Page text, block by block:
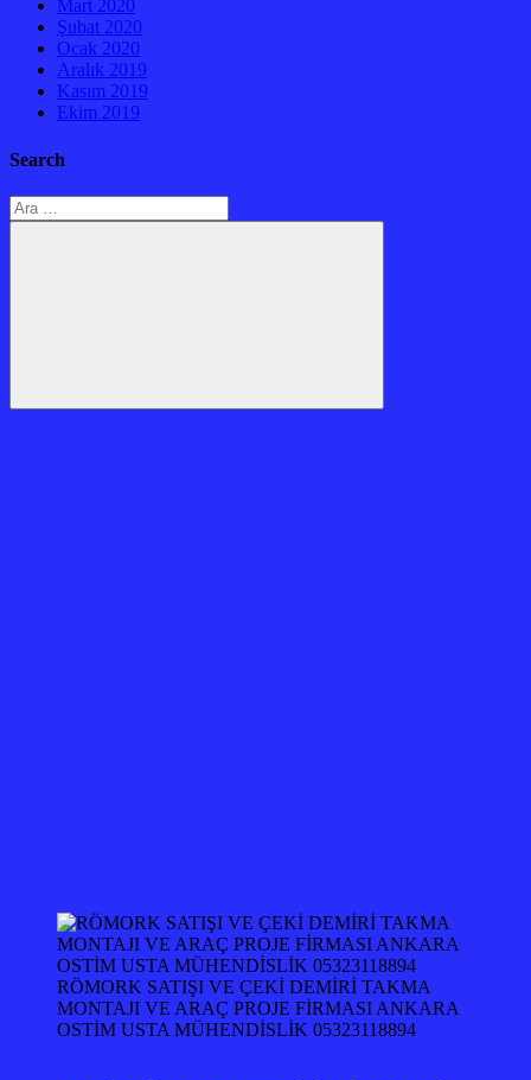
Mart 2020
Şubat 2020
Ocak 2020
Aralık 2019
Kasım 2019
Ekim 2019
Search
Arama:
Ara
RÖMORK SATIŞI VE ÇEKİ DEMİRİ TAKMA
MONTAJI VE ARAÇ PROJE FİRMASI ANKARA
OSTİM USTA MÜHENDİSLİK 05323118894